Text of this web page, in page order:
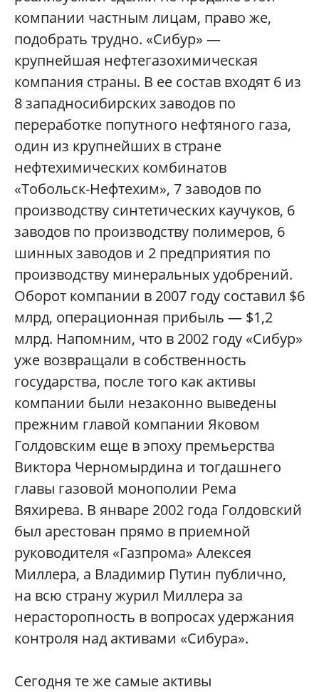
компании частным лицам, право же,
подобрать трудно. «Сибур» —
крупнейшая нефтегазохимическая
компания страны. В ее состав входят 6 из
8 западносибирских заводов по
переработке попутного нефтяного газа,
один из крупнейших в стране
нефтехимических комбинатов
«Тобольск-Нефтехим», 7 заводов по
производству синтетических каучуков, 6
заводов по производству полимеров, 6
шинных заводов и 2 предприятия по
производству минеральных удобрений.
Оборот компании в 2007 году составил $6
млрд, операционная прибыль — $1,2
млрд. Напомним, что в 2002 году «Сибур»
уже возвращали в собственность
государства, после того как активы
компании были незаконно выведены
прежним главой компании Яковом
Голдовским еще в эпоху премьерства
Виктора Черномырдина и тогдашнего
главы газовой монополии Рема
Вяхирева. В январе 2002 года Голдовский
был арестован прямо в приемной
руководителя «Газпрома» Алексея
Миллера, а Владимир Путин публично,
на всю страну журил Миллера за
нерасторопность в вопросах удержания
контроля над активами «Сибура».
Сегодня те же самые активы